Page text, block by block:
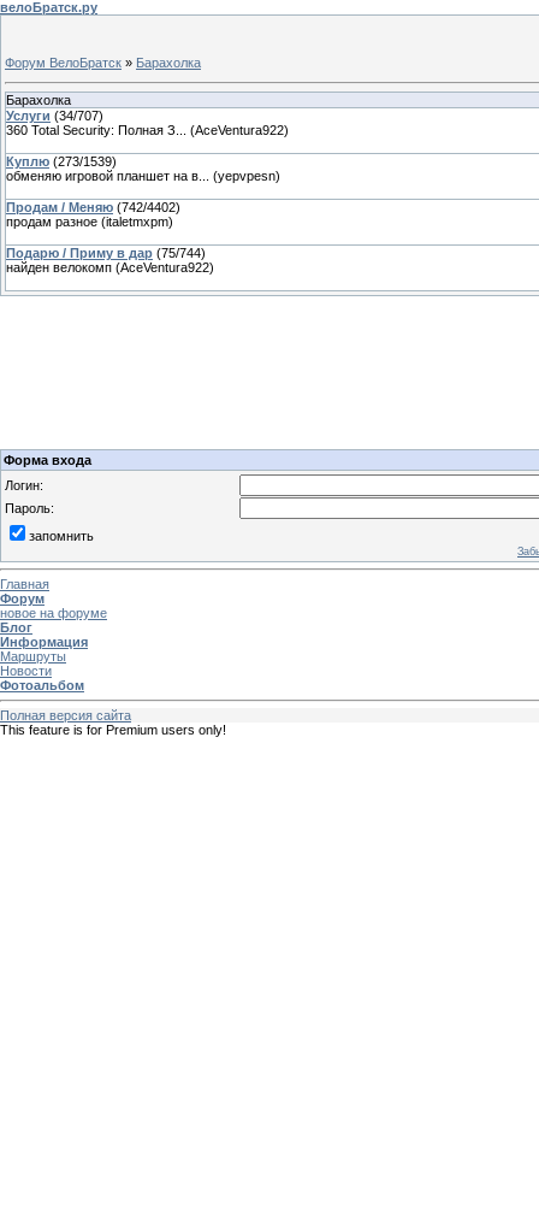
велоБратск.ру
Форум ВелоБратск » Барахолка
Барахолка
Услуги (34/707)
360 Total Security: Полная З...
(AceVentura922)
Куплю (273/1539)
обменяю игровой планшет на в...
(yepvpesn)
Продам / Меняю (742/4402)
продам разное (italetmxpm)
Подарю / Приму в дар (75/744)
найден велокомп (AceVentura922)
Форма входа
Логин:
Пароль:
запомнить
Главная
Форум
новое на форуме
Блог
Информация
Маршруты
Новости
Фотоальбом
Полная версия сайта
This feature is for Premium users only!